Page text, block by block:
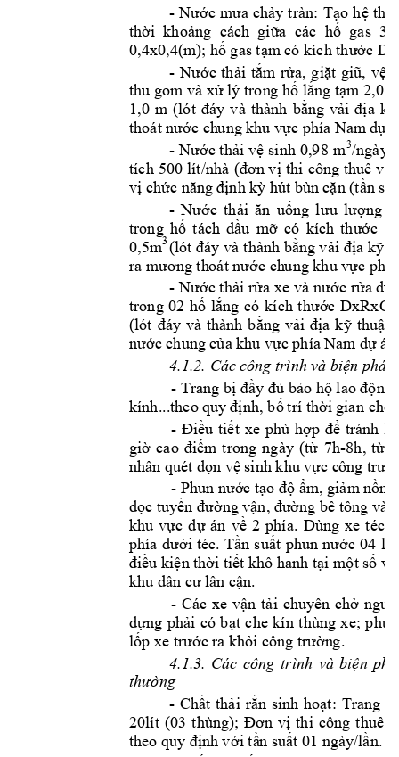
- Nước mưa chảy tràn: Tạo hệ
thời khoảng cách  giữa các  hố gas 3
0,4x0,4(m); hố gas tạm có kích thước
- Nước thải tắm rửa, giặt giũ, vệ
thu gom và xử lý trong hố lắng tạm 2,0
1,0 m (lót đáy và thành bằng vải địa
thoát nước chung khu vực phía Nam dự
- Nước thải vệ sinh 0,98 m3/ngày:
tích 500 lít/nhà (đơn vị thi công thuê v
vị chức năng định kỳ hút bùn cặn (tần
- Nước thải ăn uống lưu lượng
trong hố tách dầu mỡ có kích thước
0,5m3 (lót đáy và thành bằng vải địa kỹ
ra mương thoát nước chung khu vực
- Nước thải rửa xe và nước rửa
trong 02 hố lắng có kích thước DxRxC
(lót đáy và thành bằng vải địa kỹ thuật
nước chung của khu vực phía Nam dự án
4.1.2. Các công trình và biện pháp
- Trang bị đầy đủ bảo hộ lao
kính...theo quy định, bố trí thời gian cho
- Điều tiết xe phù hợp để tránh
giờ cao điểm trong ngày (từ 7h-8h, từ
nhân quét dọn vệ sinh khu vực công
- Phun nước tạo độ ẩm, giảm nồ
dọc tuyến đường vận, đường bê tông
khu vực dự án về 2 phía. Dùng xe téc
phía dưới téc. Tần suất phun nước 04
điều kiện thời tiết khô hanh tại một số
khu dân cư lân cận.
- Các xe vận tải chuyên chở ngu
dựng phải có bạt che kín thùng xe;
lốp xe trước ra khỏi công trường.
4.1.3. Các công trình và biện
thường
- Chất thải rắn sinh hoạt: Trang
20lít (03 thùng); Đơn vị thi công thuê
theo quy định với tần suất 01 ngày/lần.